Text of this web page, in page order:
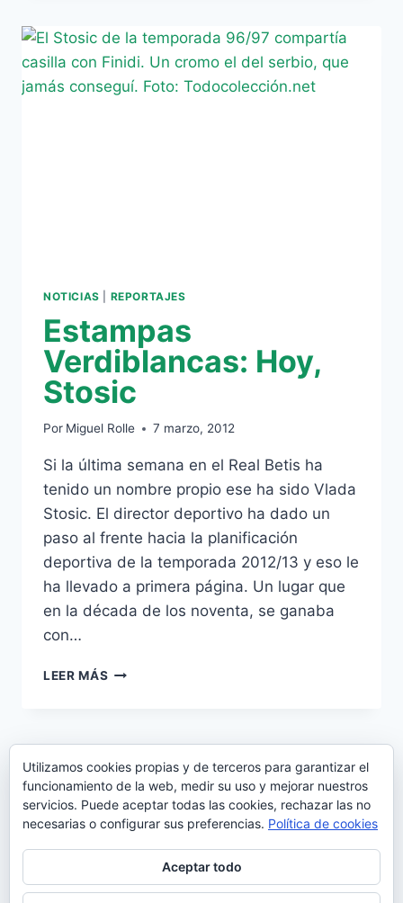
NOTICIAS REPORTAJES
Estampas
Verdiblancas: Hoy,
Stosic
Por Miguel Rolle 7 marzo, 2012
Si la última semana en el Real Betis ha
tenido un nombre propio ese ha sido Vlada
Stosic. El director deportivo ha dado un
paso al frente hacia la planificación
deportiva de la temporada 2012/13 y eso le
ha llevado a primera página. Un lugar que
en la década de los noventa, se ganaba
con…
LEER MÁS ESTAMPAS
Navegación
de
página
Página
anterior
1 … 27 28 29 30
31 32
Siguiente
página
Utilizamos cookies propias y de terceros para garantizar el
funcionamiento de la web, medir su uso y mejorar nuestros
servicios. Puede aceptar todas las cookies, rechazar las no
necesarias o configurar sus preferencias. Política de cookies
Aceptar todo